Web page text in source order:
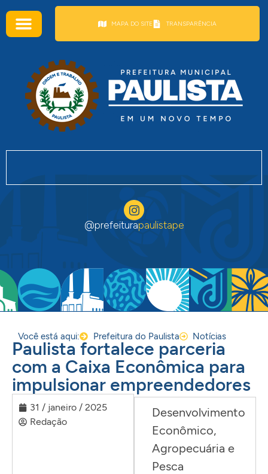
MAPA DO SITE TRANSPARÊNCIA
@prefeiturapaulistape
Você está aqui: Prefeitura do Paulista Notícias
Paulista fortalece parceria
com a Caixa Econômica para
impulsionar empreendedores
31 / janeiro / 2025
Redação
Desenvolvimento
Econômico,
Agropecuária e
Pesca